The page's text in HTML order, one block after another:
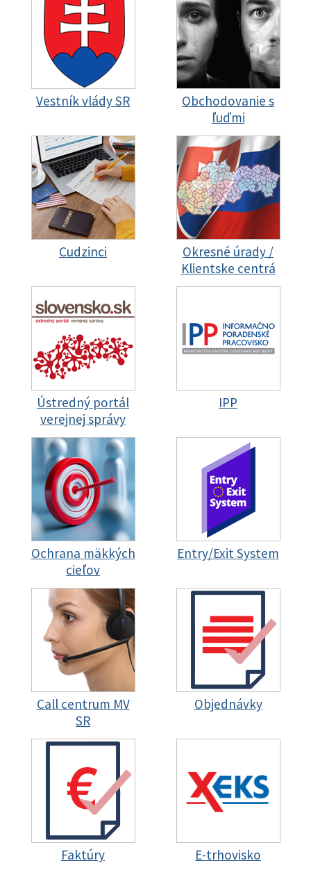
Vestník vlády SR
Obchodovanie s
ľuďmi
Cudzinci
Okresné úrady /
Klientske centrá
Ústredný portál
verejnej správy
IPP
Ochrana mäkkých
cieľov
Entry/Exit System
Call centrum MV
SR
Objednávky
Faktúry E-trhovisko